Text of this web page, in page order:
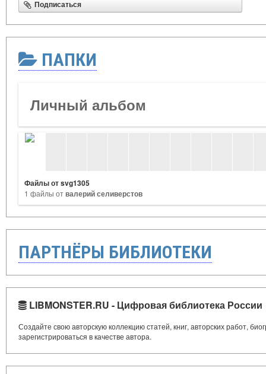
Подписаться
ПАПКИ
Личный альбом
Файлы от svg1305
1 файлы отвалерий селиверстов
ПАРТНЁРЫ БИБЛИОТЕКИ
LIBMONSTER.RU - Цифровая библиотека России
Создайте свою авторскую коллекцию статей, книг, авторских работ,
зарегистрироваться в качестве автора.